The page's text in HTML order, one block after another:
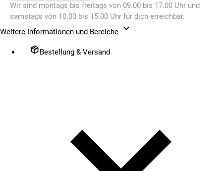
Wir sind montags bis freitags von 09.00 bis 17.00 Uhr und
samstags von 10.00 bis 15.00 Uhr für dich erreichbar.
Weitere Informationen und Bereiche
Bestellung & Versand